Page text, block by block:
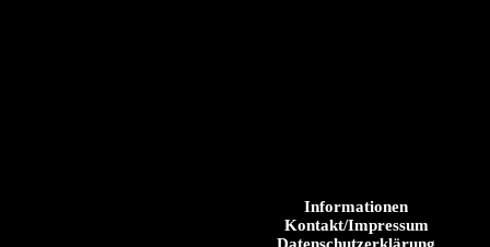
Informationen
Kontakt/Impressum
Datenschutzerklärung